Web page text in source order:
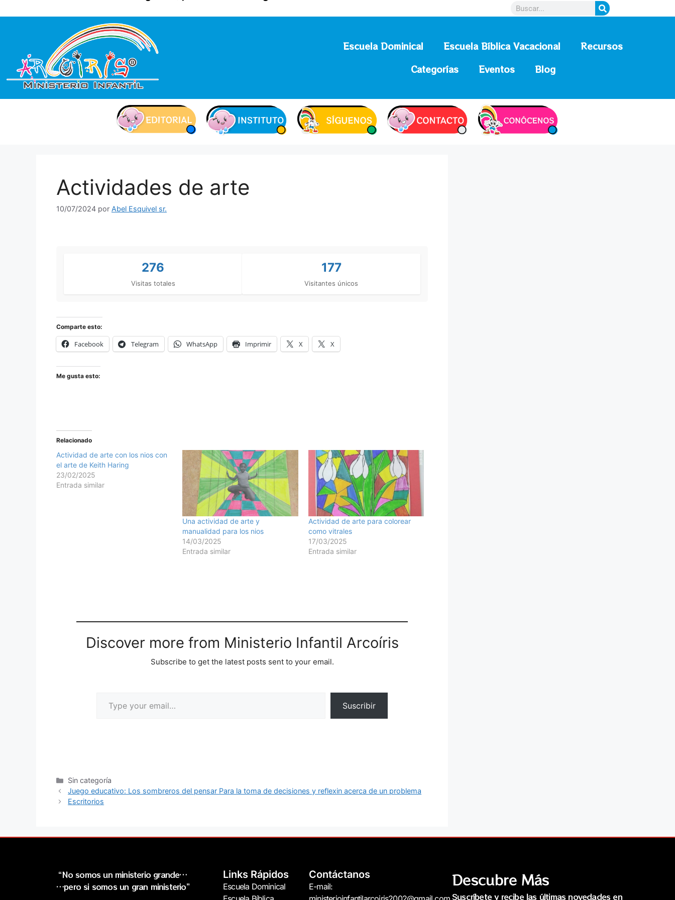
Escuela Dominical Escuela Bíblica Vacacional
Recursos
Categorías
Eventos Blog
Actividades de arte
10/07/2024 por Abel Esquivel sr.
276
Visitas totales
177
Visitantes únicos
Comparte esto:
Facebook Telegram WhatsApp Imprimir X X
Me gusta esto:
Relacionado
Actividad de arte con los nios con
el arte de Keith Haring
23/02/2025
Entrada similar
Una actividad de arte y
manualidad para los nios
14/03/2025
Entrada similar
Actividad de arte para colorear
como vitrales
17/03/2025
Entrada similar
Discover more from Ministerio Infantil Arcoíris
Subscribe to get the latest posts sent to your email.
Suscribir
Sin categoría
Juego educativo: Los sombreros del pensar Para la toma de decisiones y reflexin acerca de un problema
Escritorios
“No somos un ministerio grande…
…pero si somos un gran ministerio”
Links Rápidos
Escuela Dominical
Contáctanos
E-mail:
Descubre Más
Suscríbete y recibe las últimas novedades en